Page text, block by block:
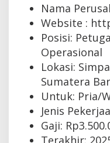
Nama
Website :
Posisi:
Operasional
Lokasi:
Sumatera
Untuk: Pria/
Jenis
Gaji: Rp
Terakhir: